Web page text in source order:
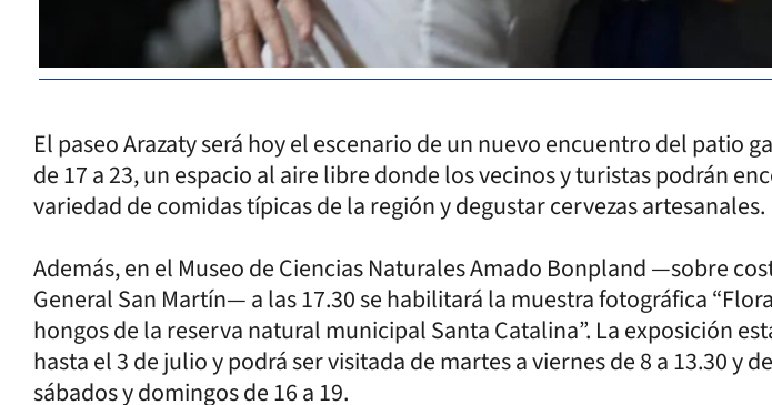
El paseo Arazaty será hoy el escenario de un nuevo encuentro del patio
de 17 a 23, un espacio al aire libre donde los vecinos y turistas podrán
variedad de comidas típicas de la región y degustar cervezas artesanales.
Además, en el Museo de Ciencias Naturales Amado Bonpland —sobre
General San Martín— a las 17.30 se habilitará la muestra fotográfica
hongos de la reserva natural municipal Santa Catalina”. La exposición
hasta el 3 de julio y podrá ser visitada de martes a viernes de 8 a 13.30 y
sábados y domingos de 16 a 19.